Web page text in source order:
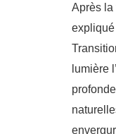
Après la
expliqué
lumière